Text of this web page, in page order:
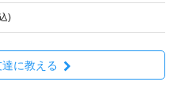
)
に教える